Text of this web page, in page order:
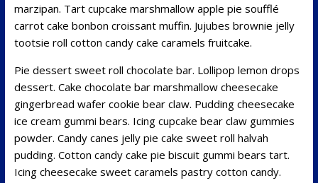
marzipan. Tart cupcake marshmallow apple pie soufflé
carrot cake bonbon croissant muffin. Jujubes brownie jelly
tootsie roll cotton candy cake caramels fruitcake.
Pie dessert sweet roll chocolate bar. Lollipop lemon drops
dessert. Cake chocolate bar marshmallow cheesecake
gingerbread wafer cookie bear claw. Pudding cheesecake
ice cream gummi bears. Icing cupcake bear claw gummies
powder. Candy canes jelly pie cake sweet roll halvah
pudding. Cotton candy cake pie biscuit gummi bears tart.
Icing cheesecake sweet caramels pastry cotton candy.